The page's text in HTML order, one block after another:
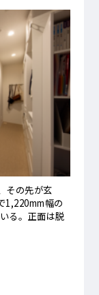
その先が玄
1,220mm幅の
る。正面は脱